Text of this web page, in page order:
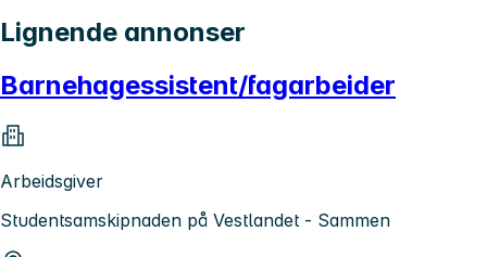
Lignende annonser
Barnehagessistent/fagarbeider
Arbeidsgiver
Studentsamskipnaden på Vestlandet - Sammen